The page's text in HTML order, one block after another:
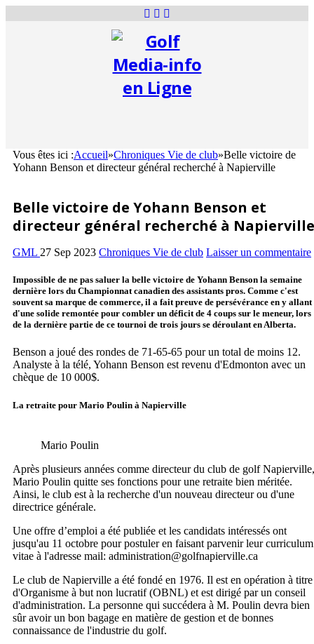
Vous êtes ici :Accueil»Chroniques Vie de club»Belle victoire de
Yohann Benson et directeur général recherché à Napierville
Belle victoire de Yohann Benson et
directeur général recherché à Napierville
GML 27 Sep 2023 Chroniques Vie de club Laisser un commentaire
Impossible de ne pas saluer la belle victoire de Yohann Benson la semaine
dernière lors du Championnat canadien des assistants pros. Comme c'est
souvent sa marque de commerce, il a fait preuve de persévérance en y allant
d'une solide remontée pour combler un déficit de 4 coups sur le meneur, lors
de la dernière partie de ce tournoi de trois jours se déroulant en Alberta.
Benson a joué des rondes de 71-65-65 pour un total de moins 12.
Analyste à la télé, Yohann Benson est revenu d'Edmonton avec un
chèque de 10 000$.
La retraite pour Mario Poulin à Napierville
Mario Poulin
Après plusieurs années comme directeur du club de golf Napierville,
Mario Poulin quitte ses fonctions pour une retraite bien méritée.
Ainsi, le club est à la recherche d'un nouveau directeur ou d'une
directrice générale.
Une offre d’emploi a été publiée et les candidats intéressés ont
jusqu'au 11 octobre pour postuler en faisant parvenir leur curriculum
vitae à l'adresse mail: administration@golfnapierville.ca
Le club de Napierville a été fondé en 1976. Il est en opération à titre
d'Organisme à but non lucratif (OBNL) et est dirigé par un conseil
d'administration. La personne qui succédera à M. Poulin devra bien
sûr avoir un bon bagage en matière de gestion et de bonnes
connaissance de l'industrie du golf.